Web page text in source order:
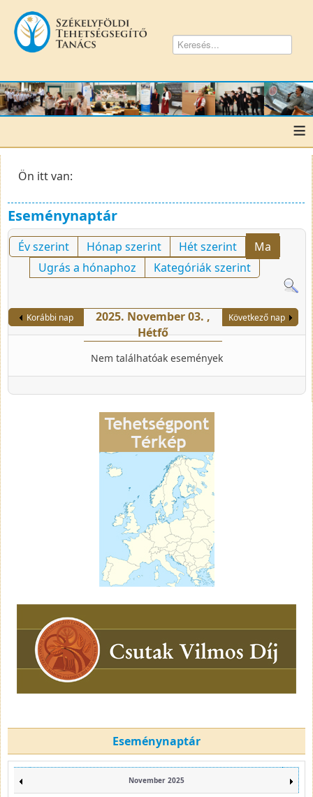
≡
Ön itt van:
Eseménynaptár
Év szerint Hónap szerint Hét szerint
Ma
Ugrás a hónaphoz
Kategóriák szerint
Korábbi nap
2025. November 03. ,
Hétfő
Következő nap
Nem találhatóak események
Eseménynaptár
November 2025